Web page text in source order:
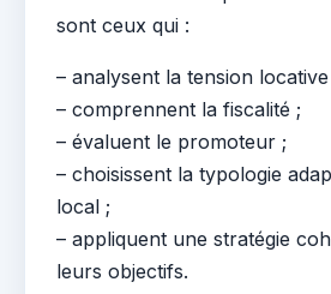
sont ceux qui :
– analysent la tension locative
– comprennent la fiscalité ;
– évaluent le promoteur ;
– choisissent la typologie
local ;
– appliquent une stratégie
leurs objectifs.